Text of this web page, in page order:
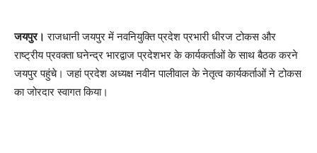
जयपुर। राजधानी जयपुर में नवनियुक्ति प्रदेश प्रभारी धीरज टोकस और
राष्ट्रीय प्रवक्ता घनेन्द्र भारद्वाज प्रदेशभर के कार्यकर्ताओं के साथ बैठक करने
जयपुर पहुंचे। जहां प्रदेश अध्यक्ष नवीन पालीवाल के नेतृत्व कार्यकर्ताओं ने टोकस
का जोरदार स्वागत किया।